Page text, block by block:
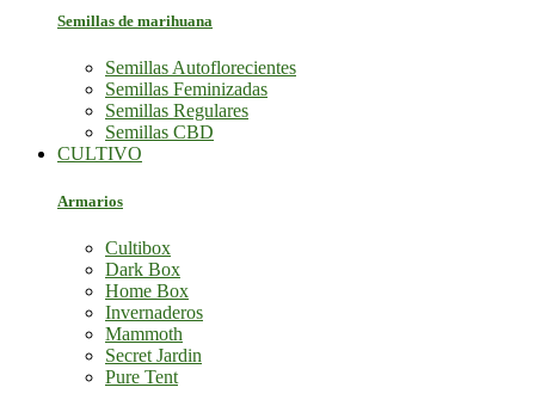
Semillas de marihuana
Semillas Autoflorecientes
Semillas Feminizadas
Semillas Regulares
Semillas CBD
CULTIVO
Armarios
Cultibox
Dark Box
Home Box
Invernaderos
Mammoth
Secret Jardin
Pure Tent